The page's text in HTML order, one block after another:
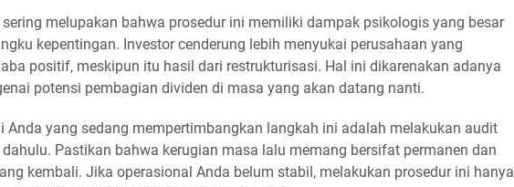
melupakan bahwa prosedur ini memiliki dampak psikologis yang besar
kepentingan. Investor cenderung lebih menyukai perusahaan yang
positif, meskipun itu hasil dari restrukturisasi. Hal ini dikarenakan adanya
potensi pembagian dividen di masa yang akan datang nanti.
Anda yang sedang mempertimbangkan langkah ini adalah melakukan audit
Pastikan bahwa kerugian masa lalu memang bersifat permanen dan
kembali. Jika operasional Anda belum stabil, melakukan prosedur ini hanya